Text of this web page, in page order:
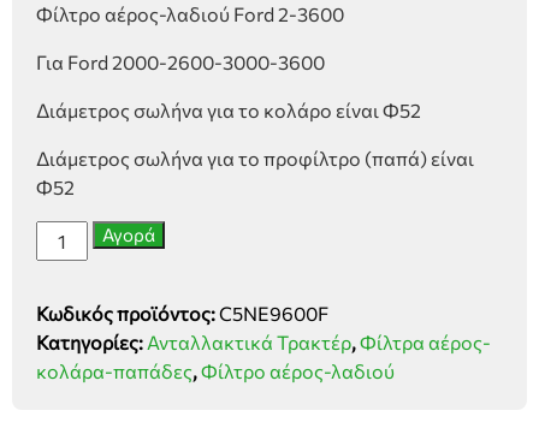
Φίλτρο αέρος-λαδιού Ford 2-3600
Για Ford 2000-2600-3000-3600
Διάμετρος σωλήνα για το κολάρο είναι Φ52
Διάμετρος σωλήνα για το προφίλτρο (παπά) είναι
Φ52
Φίλτρο
αέρος-
Ford
2-
3600
Αγορά
Κωδικός προϊόντος:C5NE9600F
Κατηγορίες: Ανταλλακτικά Τρακτέρ,Φίλτρα αέρος-
κολάρα-παπάδες,Φίλτρο αέρος-λαδιού